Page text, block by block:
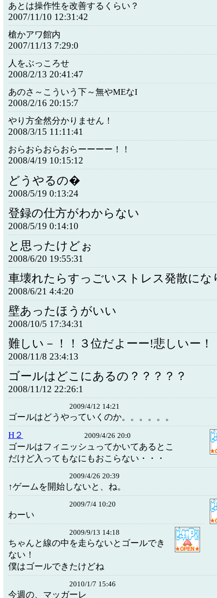
あとは操作性を改善するくらい？
2007/11/10 12:31:42
槍かアワ館内
2007/11/13 7:29:0
人をぶっころせ
2008/2/13 20:41:47
あのさ～こういう下～無やMEなI
2008/2/16 20:15:7
やり方全然分かりません！
2008/3/15 11:11:41
おらおらおらおらーーーー！！
2008/4/19 10:15:12
どうやるの�
2008/5/19 0:13:24
登録の仕方がわからない
2008/5/19 0:14:10
と思ったけどぉ
2008/6/20 19:55:31
車壊れたらすっごいストレス発散にな
2008/6/21 4:4:20
壁あったほうがいい
2008/10/5 17:34:31
難しい－！！３位だよーー!悲しいー！
2008/11/8 23:4:13
ゴールはどこにあるの？？？？？
2008/11/12 22:26:1
2009/4/12 14:21
ゴールはどうやっていくのか。。。。。。
H２
2009/4/26 20:0
ゴールはフィニッシュってかいてあるとこ
だけど入ってもなにもおこらない・・・
2009/4/26 20:39
↑ゲームを開始しないと、ね。
2009/7/4 10:20
わーい
2009/9/13 14:18
ちゃんと線の中を走らないとゴールでき
ない！
僕はゴールできたけどね
2010/1/7 15:46
今週の、マッガーレ